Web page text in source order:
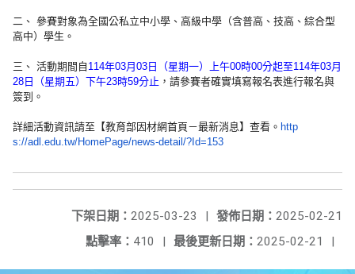
二、 參賽對象為全國公私立中小學、高級中學（含普高、技高、 綜合型
高中）學生。
三、 活動期間自 114年03月03日（星期一）
上午00時00分起至114年03月
28日（星期五） 下午23時59分止 ，請參賽者確實填寫報名表進行報名與
簽到。
詳細活動資訊請至【教育部因材網首頁－最新消息】查看。 http
s://adl.edu.tw/HomePage/news-detail/?Id=153
發佈日期： 2025-02-21
下架日期： 2025-03-23
|
最後更新日期： 2025-02-21 |
點擊率： 410 |